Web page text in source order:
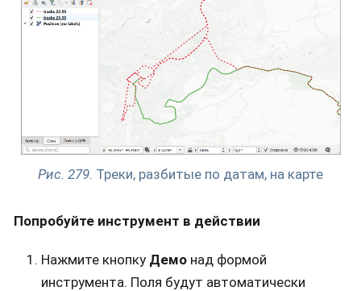
Рис. 279. Треки, разбитые по датам, на карте
Попробуйте инструмент в действии
Нажмите кнопку Демо над формой
инструмента. Поля будут автоматически